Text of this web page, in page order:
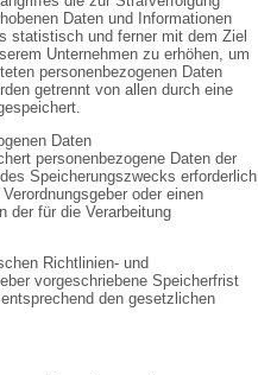
Daten und Informationen
statistisch und ferner mit dem Ziel
Unternehmen zu erhöhen, um
personenbezogenen Daten
getrennt von allen durch eine
Daten
personenbezogene Daten der
Speicherungszwecks erforderlich
oder einen
der für die Verarbeitung
Richtlinien- und
vorgeschriebene Speicherfrist
den gesetzlichen